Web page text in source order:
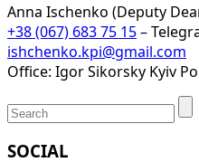
Anna Ischenko (Deputy
+38 (067) 683 75 15–
ishchenko.kpi@gmail.com
Office: Igor Sikorsky Kyiv
SOCIAL